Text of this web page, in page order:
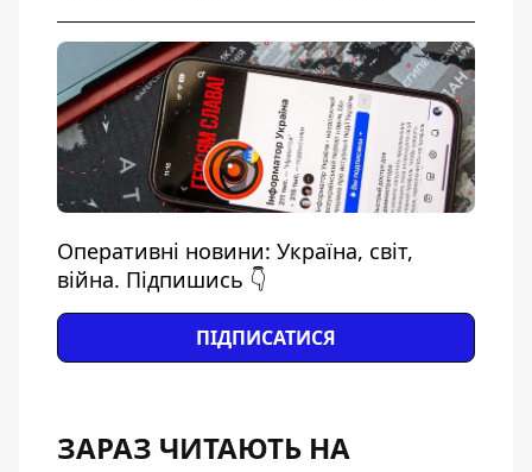
Оперативні новини: Україна, світ,
війна. Підпишись 👇
ПІДПИСАТИСЯ
ЗАРАЗ ЧИТАЮТЬ НА